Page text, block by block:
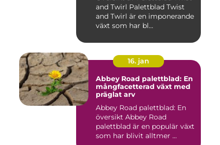
and Twirl Palettblad Twist
and Twirl är en imponerande
växt som har bl...
16. jan
Abbey Road palettblad: En
mångfacetterad växt med
präglat arv
Abbey Road palettblad: En
översikt Abbey Road
palettblad är en populär växt
som har blivit alltmer ...